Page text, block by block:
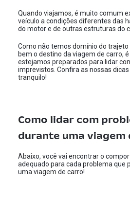
Quando viajamos, é muito comum
veículo a condições diferentes das
do motor e de outras estruturas do
Como não temos domínio do
bem o destino da viagem de carro,
estejamos preparados para lidar
imprevistos. Confira as nossas
tranquilo!
Como lidar com
durante uma viagem
Abaixo, você vai encontrar o
adequado para cada problema que
uma viagem de carro!